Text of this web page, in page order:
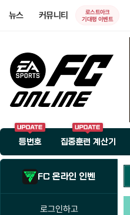
뉴스 커뮤니티
로스트아크
기대평 이벤트
등번호 집중훈련 계산기
FC 온라인 인벤
로그인하고